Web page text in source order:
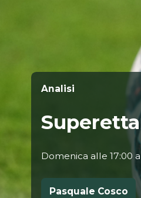
Analisi
Domenica alle 17:00
Pasquale Cosco